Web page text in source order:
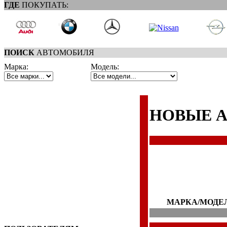
ГДЕ ПОКУПАТЬ:
ПОИСК АВТОМОБИЛЯ
Марка:
Модель:
НОВЫЕ
МАРКА/